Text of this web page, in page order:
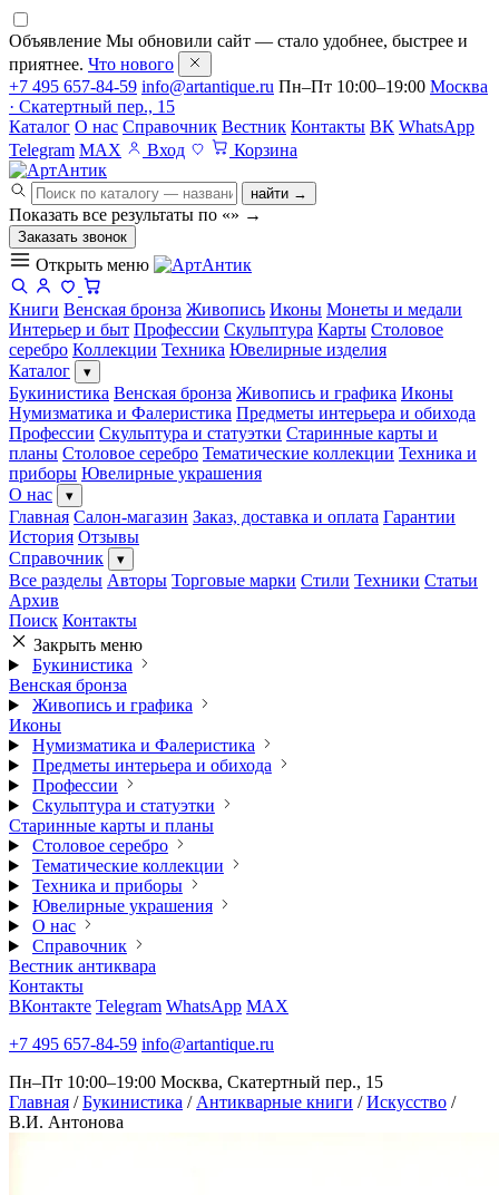
Объявление Мы обновили сайт — стало удобнее, быстрее и
приятнее. Что нового
+7 495 657-84-59 info@artantique.ru Пн–Пт 10:00–19:00 Москва
· Скатертный пер., 15
Каталог О нас Справочник Вестник Контакты ВК WhatsApp
Telegram MAX Вход Корзина
найти →
Показать все результаты по «» →
Заказать звонок
Открыть меню
Книги Венская бронза Живопись Иконы Монеты и медали
Интерьер и быт Профессии Скульптура Карты Столовое
серебро Коллекции Техника Ювелирные изделия
Каталог
▾
Букинистика Венская бронза Живопись и графика Иконы
Нумизматика и Фалеристика Предметы интерьера и обихода
Профессии Скульптура и статуэтки Старинные карты и
планы Столовое серебро Тематические коллекции Техника и
приборы Ювелирные украшения
О нас
▾
Главная Салон-магазин Заказ, доставка и оплата Гарантии
История Отзывы
Справочник
▾
Все разделы Авторы Торговые марки Стили Техники Статьи
Архив
Поиск Контакты
Закрыть меню
Букинистика
Венская бронза
Живопись и графика
Иконы
Нумизматика и Фалеристика
Предметы интерьера и обихода
Профессии
Скульптура и статуэтки
Старинные карты и планы
Столовое серебро
Тематические коллекции
Техника и приборы
Ювелирные украшения
О нас
Справочник
Вестник антиквара
Контакты
ВКонтакте Telegram WhatsApp MAX
+7 495 657-84-59 info@artantique.ru
Пн–Пт 10:00–19:00 Москва, Скатертный пер., 15
Главная / Букинистика / Антикварные книги / Искусство /
В.И. Антонова